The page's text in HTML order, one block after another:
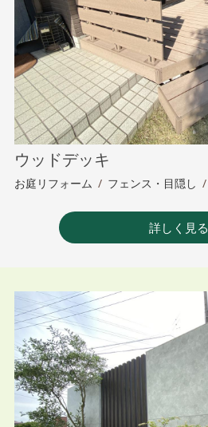
ウッドデッキ
お庭リフォーム / フェンス・目隠し /
詳しく見る